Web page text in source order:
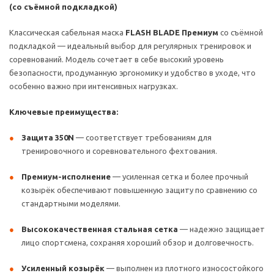
(со съёмной подкладкой)
Классическая сабельная маска FLASH BLADE Премиум со съёмной
подкладкой — идеальный выбор для регулярных тренировок и
соревнований. Модель сочетает в себе высокий уровень
безопасности, продуманную эргономику и удобство в уходе, что
особенно важно при интенсивных нагрузках.
Ключевые преимущества:
Защита 350N — соответствует требованиям для
тренировочного и соревновательного фехтования.
Премиум-исполнение — усиленная сетка и более прочный
козырёк обеспечивают повышенную защиту по сравнению со
стандартными моделями.
Высококачественная стальная сетка — надежно защищает
лицо спортсмена, сохраняя хороший обзор и долговечность.
Усиленный козырёк — выполнен из плотного износостойкого